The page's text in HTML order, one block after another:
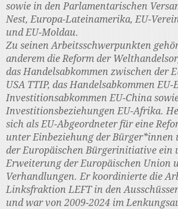
sowie in den Parlamentarischen
Nest, Europa-Lateinamerika, EU-
und EU-Moldau.
Zu seinen Arbeitsschwerpunkten
anderem die Reform der
das Handelsabkommen zwischen der
USA TTIP, das Handelsabkommen EU-
Investitionsabkommen EU-China
Investitionsbeziehungen EU-Afrika.
sich als EU-Abgeordneter für eine
unter Einbeziehung der Bürger*innen
der Europäischen Bürgerinitiative ein
Erweiterung der Europäischen Union
Verhandlungen. Er koordinierte die
Linksfraktion LEFT in den
und war von 2009-2024 im